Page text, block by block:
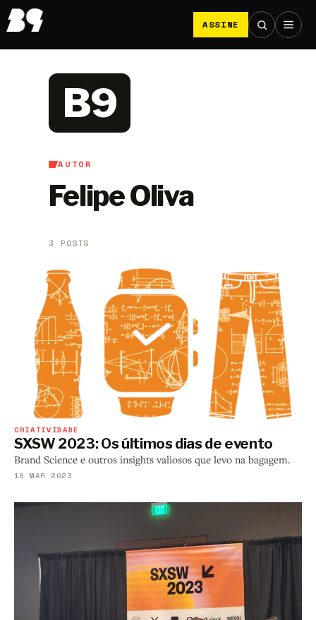
ASSINE
AUTOR
Felipe Oliva
3 POSTS
B9
CRIATIVIDADE
SXSW 2023: Os últimos dias de evento
Brand Science e outros insights valiosos que levo na bagagem.
18 MAR 2023